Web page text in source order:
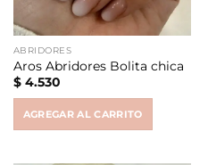
ABRIDORES
Aros Abridores Bolita chica
$4.530
AGREGAR AL CARRITO